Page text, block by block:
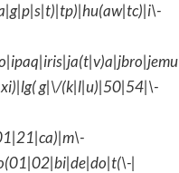
g|\/(k|l|u)|50|54|\-
|